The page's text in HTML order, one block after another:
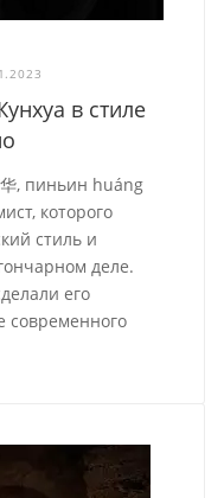
в стиле
, пиньин huáng
которого
стиль и
деле.
его
современного